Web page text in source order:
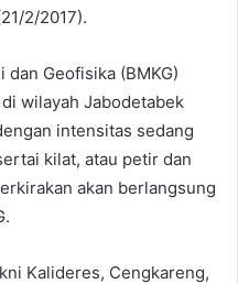
2/2017).
Geofisika (BMKG)
wilayah Jabodetabek
intensitas sedang
kilat, atau petir dan
akan berlangsung
Kalideres, Cengkareng,